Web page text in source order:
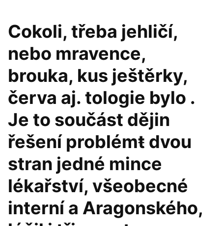
Cokoli, třeba jehličí,
nebo mravence,
brouka, kus ještěrky,
červa aj. tologie bylo .
Je to součást dějin
řešení problémŧ dvou
stran jedné mince
lékařství, všeobecné
interní a Aragonského,